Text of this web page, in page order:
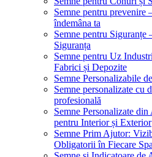
Semne pentru prevenire
îndemâna ta
Semne pentru Siguranțe
Siguranța
Semne pentru Uz
Fabrici și Depozite
Semne Personalizabile
Semne personalizate cu
profesională
Semne Personalizate
pentru Interior și Exterior
Semne Prim Ajutor:
Obligatorii în Fiecare